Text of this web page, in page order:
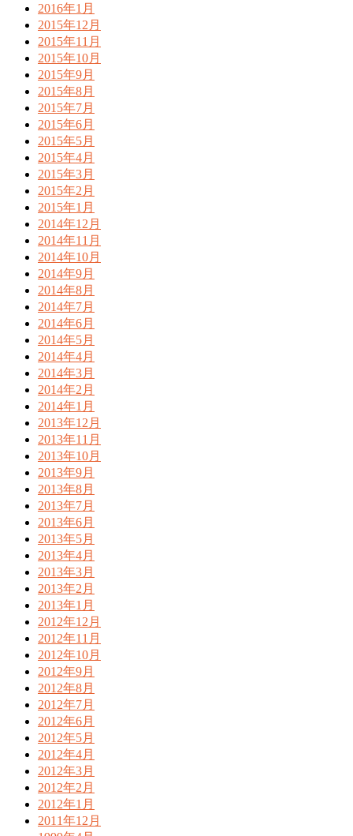
2016年1月
2015年12月
2015年11月
2015年10月
2015年9月
2015年8月
2015年7月
2015年6月
2015年5月
2015年4月
2015年3月
2015年2月
2015年1月
2014年12月
2014年11月
2014年10月
2014年9月
2014年8月
2014年7月
2014年6月
2014年5月
2014年4月
2014年3月
2014年2月
2014年1月
2013年12月
2013年11月
2013年10月
2013年9月
2013年8月
2013年7月
2013年6月
2013年5月
2013年4月
2013年3月
2013年2月
2013年1月
2012年12月
2012年11月
2012年10月
2012年9月
2012年8月
2012年7月
2012年6月
2012年5月
2012年4月
2012年3月
2012年2月
2012年1月
2011年12月